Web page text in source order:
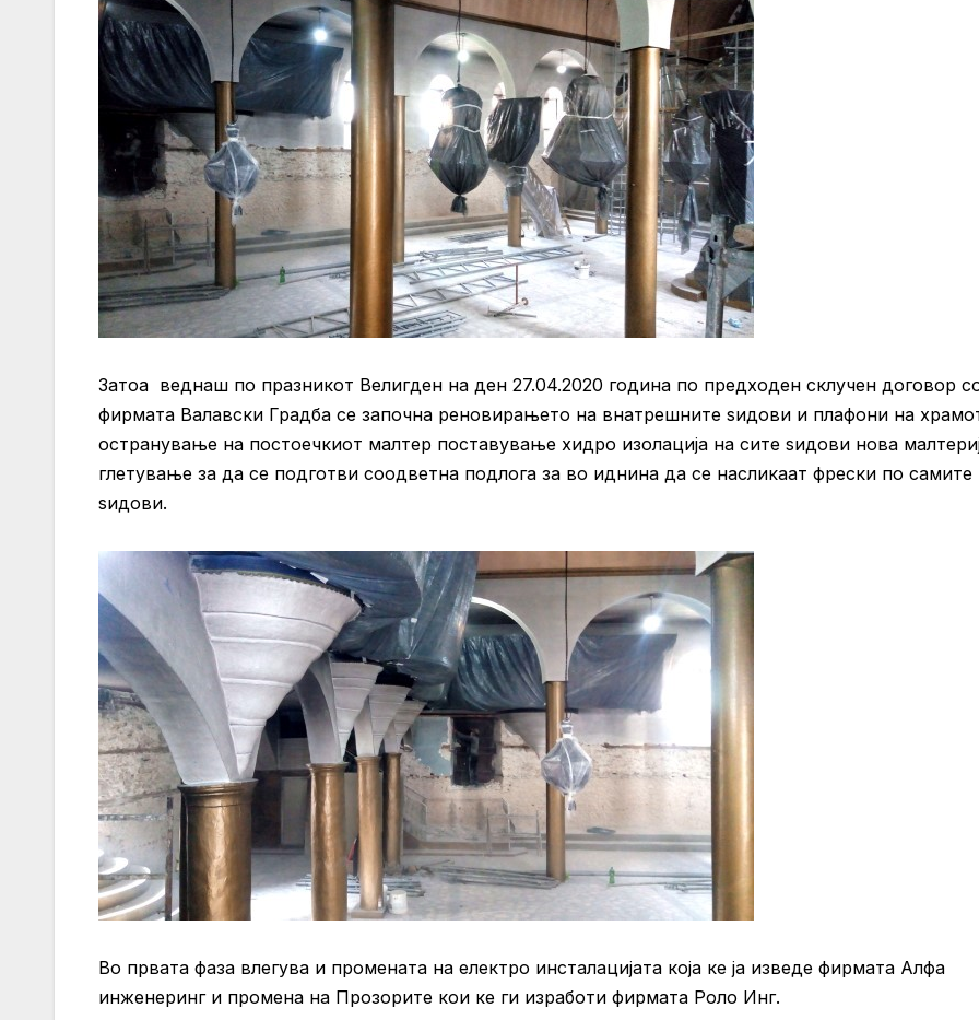
Затоa веднаш по празникот Велигден на ден 27.04.2020 година по предходен склучен договор
фирмата Валавски Градба се започна реновирањето на внатрешните ѕидови и плафони на
остранување на постоечкиот малтер поставување хидро изолација на сите ѕидови нова
глетување за да се подготви соодветна подлога за во иднина да се насликаат фрески по самите
ѕидови.
Во првата фаза влегува и промената на електро инсталацијата која ке ја изведе фирмата Алфа
инженеринг и промена на Прозорите кои ке ги изработи фирмата Роло Инг.